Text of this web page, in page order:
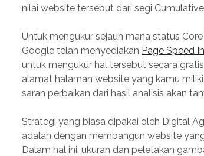
nilai website tersebut dari segi
Untuk mengukur sejauh mana status
Google telah menyediakan Page Speed
untuk mengukur hal tersebut secara
alamat halaman website yang kamu
saran perbaikan dari hasil analisis akan
Strategi yang biasa dipakai oleh Digital
adalah dengan membangun website
Dalam hal ini, ukuran dan peletakan